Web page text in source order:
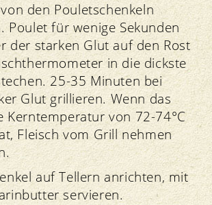
den Pouletschenkeln
Poulet für wenige Sekunden
der starken Glut auf den Rost
in die dickste
25-35 Minuten bei
Glut grillieren. Wenn das
Kerntemperatur von 72-74°C
Fleisch vom Grill nehmen
auf Tellern anrichten, mit
servieren.